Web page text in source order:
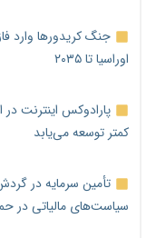
اوراسیا تا ۲۰۳۵
پارادوکس اینترنت در
کمتر توسعه می‌یابد
تأمین سرمایه در
سیاست‌های مالیاتی در